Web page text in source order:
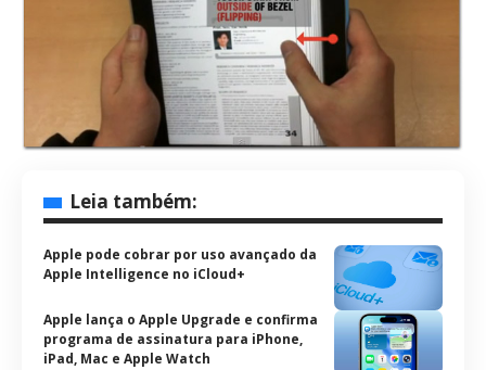
Leia também:
Apple pode cobrar por uso avançado da
Apple Intelligence no iCloud+
Apple lança o Apple Upgrade e confirma
programa de assinatura para iPhone,
iPad, Mac e Apple Watch